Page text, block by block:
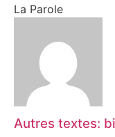
La Parole
Autres textes: